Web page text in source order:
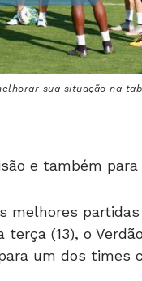
sua situação na
e também para
melhores
(13), o
um dos times